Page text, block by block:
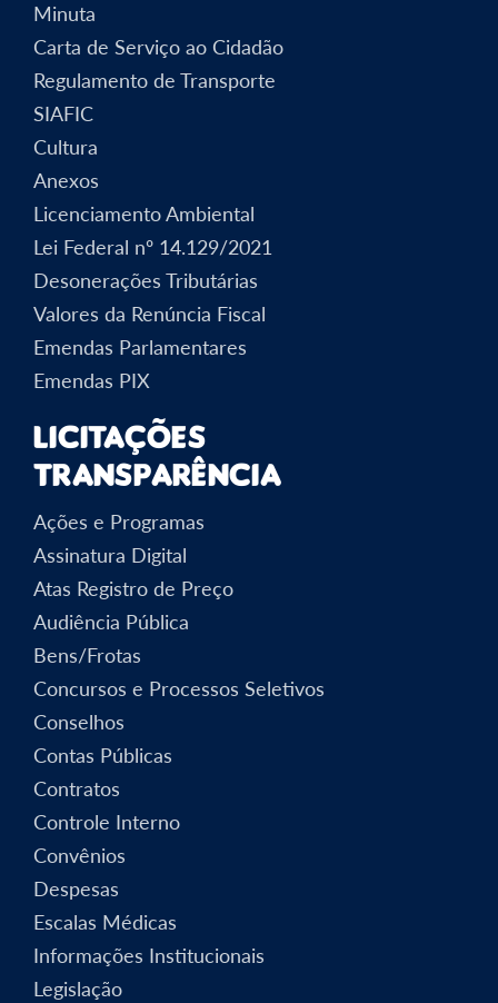
Minuta
Carta de Serviço ao Cidadão
Regulamento de Transporte
SIAFIC
Cultura
Anexos
Licenciamento Ambiental
Lei Federal nº 14.129/2021
Desonerações Tributárias
Valores da Renúncia Fiscal
Emendas Parlamentares
Emendas PIX
Licitações
Transparência
Ações e Programas
Assinatura Digital
Atas Registro de Preço
Audiência Pública
Bens/Frotas
Concursos e Processos Seletivos
Conselhos
Contas Públicas
Contratos
Controle Interno
Convênios
Despesas
Escalas Médicas
Informações Institucionais
Legislação